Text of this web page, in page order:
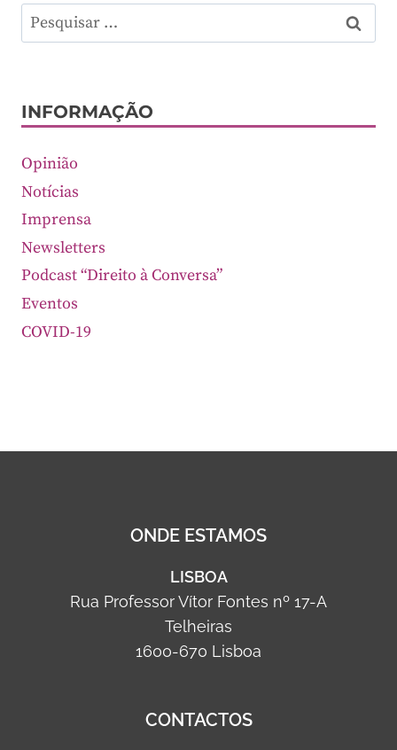
Pesquisar
por:
INFORMAÇÃO
Opinião
Notícias
Imprensa
Newsletters
Podcast “Direito à Conversa”
Eventos
COVID-19
ONDE ESTAMOS
LISBOA
Rua Professor Vítor Fontes nº 17-A
Telheiras
1600-670 Lisboa
CONTACTOS